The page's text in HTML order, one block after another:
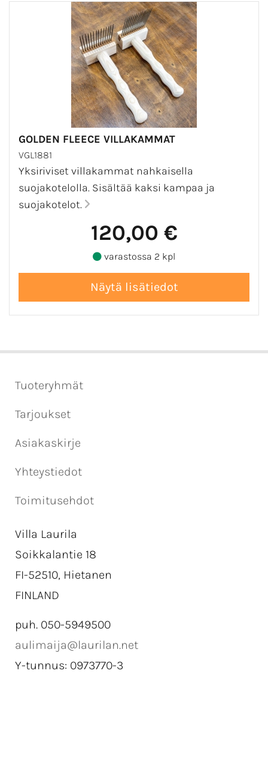
GOLDEN FLEECE VILLAKAMMAT
VGL1881
Yksiriviset villakammat nahkaisella
suojakotelolla. Sisältää kaksi kampaa ja
suojakotelot.
120,00 €
varastossa 2 kpl
Tuoteryhmät
Tarjoukset
Asiakaskirje
Yhteystiedot
Toimitusehdot
Villa Laurila
Soikkalantie 18
FI-52510, Hietanen
FINLAND
puh. 050-5949500
aulimaija@laurilan.net
Y-tunnus: 0973770-3